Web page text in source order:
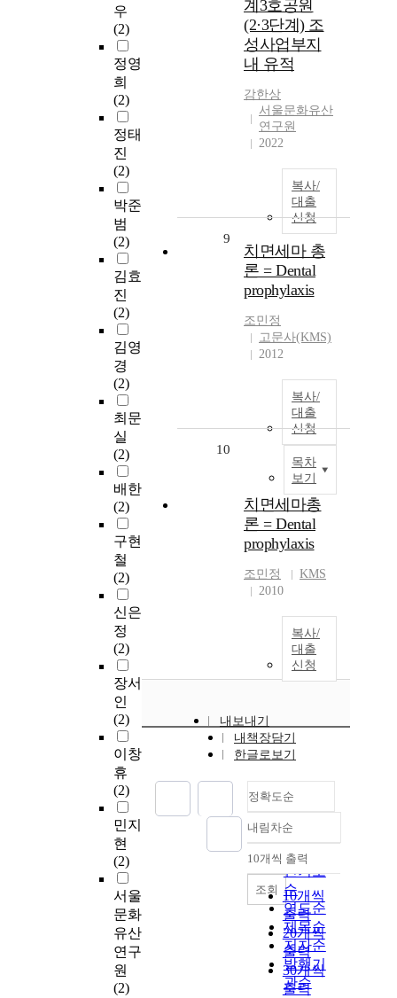
우
(2)
정영
희
(2)
정태
진
(2)
박준
범
(2)
김효
진
(2)
김영
경
(2)
최문
실
(2)
배한
(2)
구현
철
(2)
신은
정
(2)
장서
인
(2)
이창
휴
(2)
민지
현
(2)
서울
문화
유산
연구
원
(2)
계3호공원
(2·3단계) 조
성사업부지
내 유적
감한상
서울문화유산
연구원
2022
복사/
대출
신청
9
치면세마 총
론 = Dental
prophylaxis
조민정
고문사(KMS)
2012
복사/
대출
신청
목차
보기
10
치면세마총
론 = Dental
prophylaxis
조민정
KMS
2010
복사/
대출
신청
내보내기
내책장담기
한글로보기
정확도순
정확도
순
인기도
순
연도순
제목순
저자순
발행기
관순
내림차순
내림차순
10개씩 출력
10개씩
출력
20개씩
출력
30개씩
출력
조회